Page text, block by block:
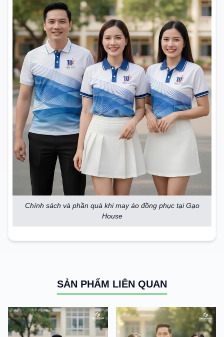
Chính sách và phần quà khi may áo đồng phục tại Gạo
House
SẢN PHẨM LIÊN QUAN